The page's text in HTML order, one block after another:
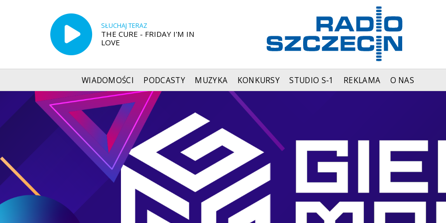
SŁUCHAJ TERAZ
THE CURE - FRIDAY I'M IN
LOVE
WIADOMOŚCI PODCASTY MUZYKA KONKURSY STUDIO S-1 REKLAMA O NAS